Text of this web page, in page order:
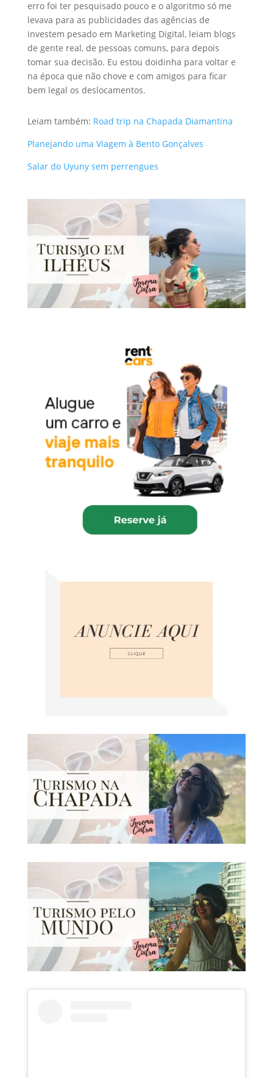
erro foi ter pesquisado pouco e o algoritmo só me
levava para as publicidades das agências de
investem pesado em Marketing Digital, leiam blogs
de gente real, de pessoas comuns, para depois
tomar sua decisão. Eu estou doidinha para voltar e
na época que não chove e com amigos para ficar
bem legal os deslocamentos.
Leiam também: Road trip na Chapada Diamantina
Planejando uma Viagem à Bento Gonçalves
Salar do Uyuny sem perrengues